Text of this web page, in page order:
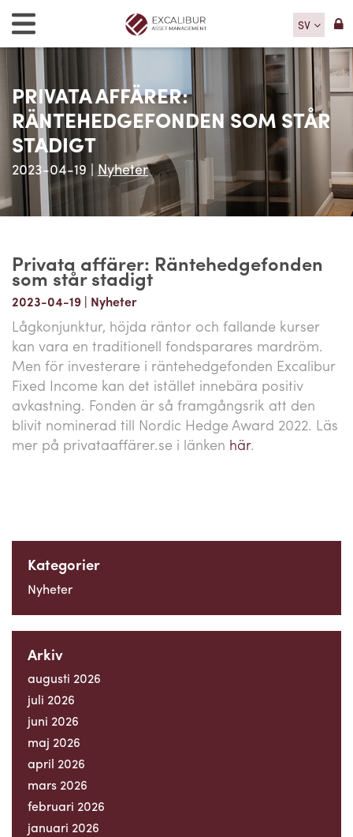
SV
PRIVATA AFFÄRER:
RÄNTEHEDGEFONDEN SOM STÅR
STADIGT
2023-04-19 | Nyheter
Privata affärer: Räntehedgefonden
som står stadigt
2023-04-19 | Nyheter
Lågkonjunktur, höjda räntor och fallande kurser
kan vara en traditionell fondsparares mardröm.
Men för investerare i räntehedgefonden Excalibur
Fixed Income kan det istället innebära positiv
avkastning. Fonden är så framgångsrik att den
blivit nominerad till Nordic Hedge Award 2022. Läs
mer på privataaffärer.se i länken här.
Kategorier
Nyheter
Arkiv
augusti 2026
juli 2026
juni 2026
maj 2026
april 2026
mars 2026
februari 2026
januari 2026